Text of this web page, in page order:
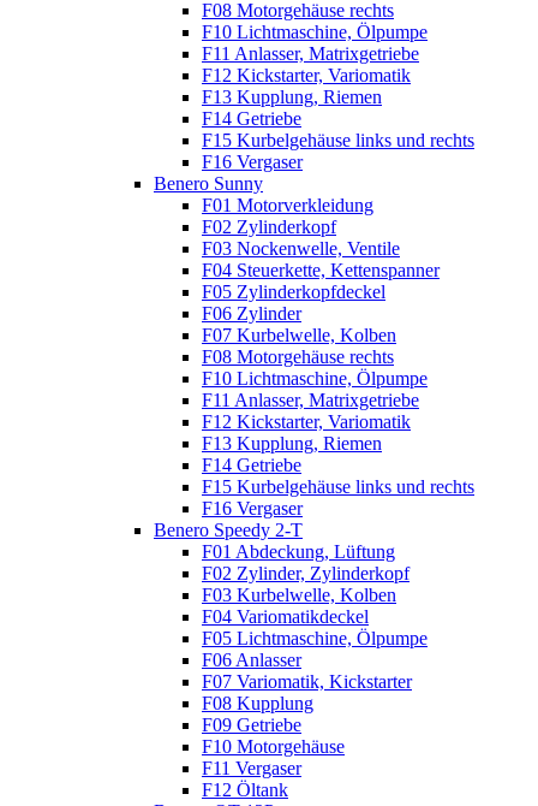
F08 Motorgehäuse rechts
F10 Lichtmaschine, Ölpumpe
F11 Anlasser, Matrixgetriebe
F12 Kickstarter, Variomatik
F13 Kupplung, Riemen
F14 Getriebe
F15 Kurbelgehäuse links und rechts
F16 Vergaser
Benero Sunny
F01 Motorverkleidung
F02 Zylinderkopf
F03 Nockenwelle, Ventile
F04 Steuerkette, Kettenspanner
F05 Zylinderkopfdeckel
F06 Zylinder
F07 Kurbelwelle, Kolben
F08 Motorgehäuse rechts
F10 Lichtmaschine, Ölpumpe
F11 Anlasser, Matrixgetriebe
F12 Kickstarter, Variomatik
F13 Kupplung, Riemen
F14 Getriebe
F15 Kurbelgehäuse links und rechts
F16 Vergaser
Benero Speedy 2-T
F01 Abdeckung, Lüftung
F02 Zylinder, Zylinderkopf
F03 Kurbelwelle, Kolben
F04 Variomatikdeckel
F05 Lichtmaschine, Ölpumpe
F06 Anlasser
F07 Variomatik, Kickstarter
F08 Kupplung
F09 Getriebe
F10 Motorgehäuse
F11 Vergaser
F12 Öltank